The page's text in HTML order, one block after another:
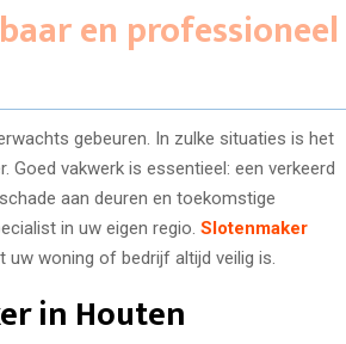
en professioneel
gebeuren. In zulke situaties is het
vakwerk is essentieel: een verkeerd
aan deuren en toekomstige
in uw eigen regio. Slotenmaker
woning of bedrijf altijd veilig is.
in Houten